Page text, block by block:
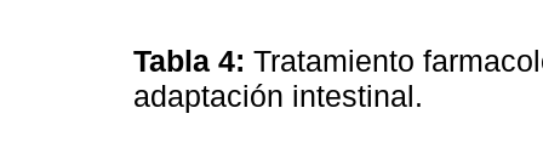
Tabla 4: Tratamiento
adaptación intestinal.